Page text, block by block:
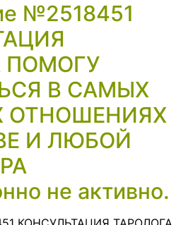
№2518451
ПОМОГУ
В САМЫХ
И ЛЮБОЙ
не активно.